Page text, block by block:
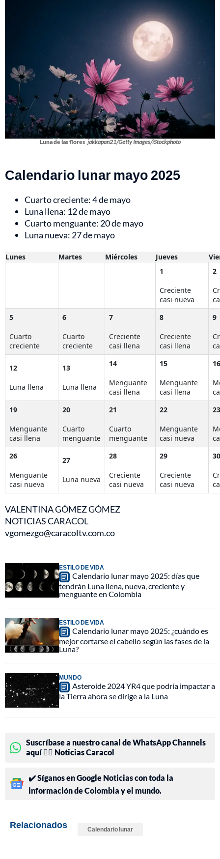
Luna de las flores jakkapan21/Getty Images/iStockphoto
Calendario lunar mayo 2025
Cuarto creciente: 4 de mayo
Luna llena: 12 de mayo
Cuarto menguante: 20 de mayo
Luna nueva: 27 de mayo
Lunes Martes Miércoles Jueves
1
Creciente
casi nueva
2
5
Cuarto
creciente
6
Cuarto
creciente
7
Creciente
casi llena
8
Creciente
casi llena
9
12
Luna llena
13
Luna llena
14
Menguante
casi llena
15
Menguante
casi llena
16
19
Menguante
casi llena
20
Cuarto
menguante
21
Cuarto
menguante
22
Menguante
casi nueva
23
26
Menguante
casi nueva
27
Luna nueva
28
Creciente
casi nueva
29
Creciente
casi nueva
30
VALENTINA GÓMEZ GÓMEZ
NOTICIAS CARACOL
vgomezgo@caracoltv.com.co
ESTILO DE VIDA
Calendario lunar mayo 2025: días que
tendrán Luna llena, nueva, creciente y
menguante en Colombia
ESTILO DE VIDA
Calendario lunar mayo 2025: ¿cuándo es
mejor cortarse el cabello según las fases de la
Luna?
MUNDO
Asteroide 2024 YR4 que podría impactar a
la Tierra ahora se dirige a la Luna
Suscríbase a nuestro canal de WhatsApp Channels
aquí 👉🏻 Noticias Caracol
✔️ Síganos en Google Noticias con toda la
información de Colombia y el mundo.
Relacionados Calendario lunar